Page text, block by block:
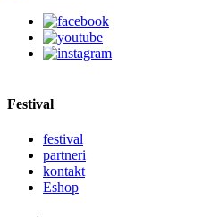
Festival
festival
partneri
kontakt
Eshop